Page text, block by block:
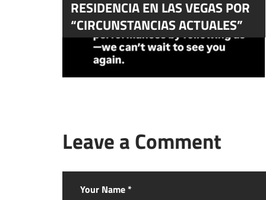
RESIDENCIA EN LAS VEGAS POR
“CIRCUNSTANCIAS ACTUALES”
Leave a Comment